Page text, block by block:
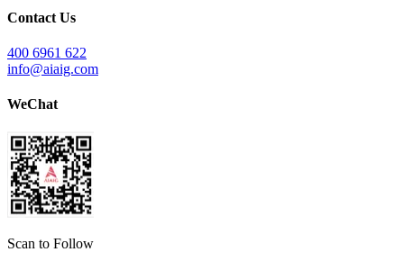
Contact Us
400 6961 622
info@aiaig.com
WeChat
Scan to Follow